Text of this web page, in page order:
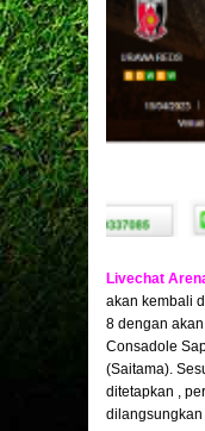
Livechat
akan kembali
8 dengan
Consadole
(Saitama).
ditetapkan ,